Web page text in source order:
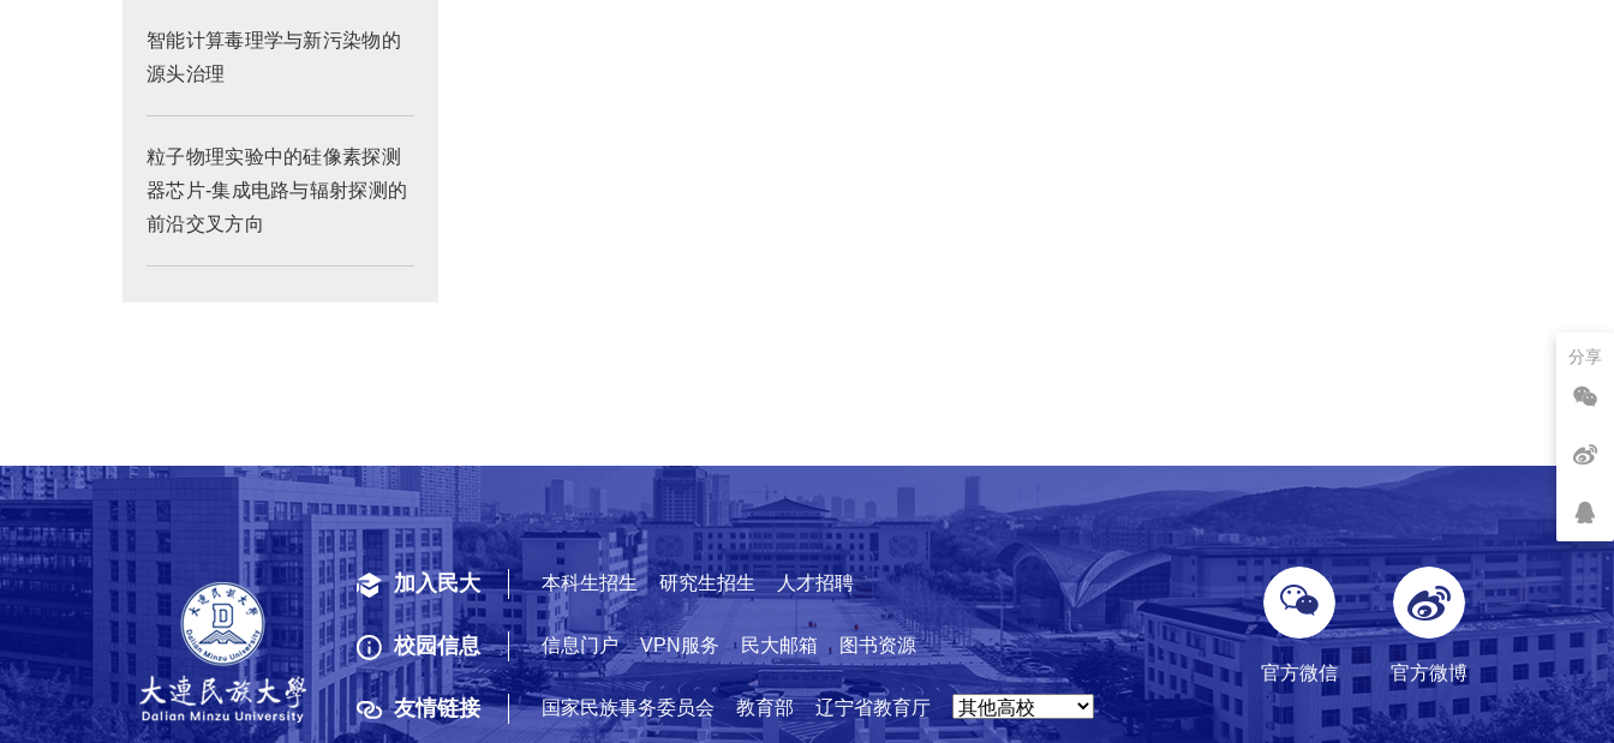
智能计算毒理学与新污染物的
源头治理
粒子物理实验中的硅像素探测
器芯片-集成电路与辐射探测的
前沿交叉方向
加入民大 本科生招生 研究生招生 人才招聘
校园信息 信息门户 VPN服务 民大邮箱 图书资源
友情链接 国家民族事务委员会 教育部 辽宁省教育厅
官方微信 官方微博
分享